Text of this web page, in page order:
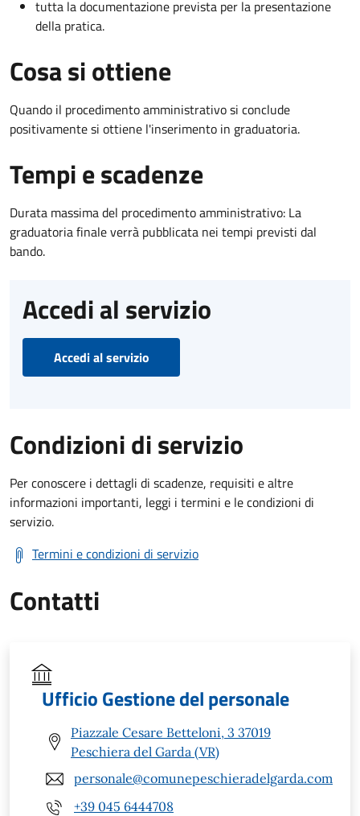
tutta la documentazione prevista per la presentazione
della pratica.
Cosa si ottiene
Quando il procedimento amministrativo si conclude
positivamente si ottiene l'inserimento in graduatoria.
Tempi e scadenze
Durata massima del procedimento amministrativo: La
graduatoria finale verrà pubblicata nei tempi previsti dal
bando.
Accedi al servizio
Accedi al servizio
Condizioni di servizio
Per conoscere i dettagli di scadenze, requisiti e altre
informazioni importanti, leggi i termini e le condizioni di
servizio.
Termini e condizioni di servizio
Contatti
Ufficio Gestione del personale
Piazzale Cesare Betteloni, 3 37019
Peschiera del Garda (VR)
personale@comunepeschieradelgarda.com
+39 045 6444708